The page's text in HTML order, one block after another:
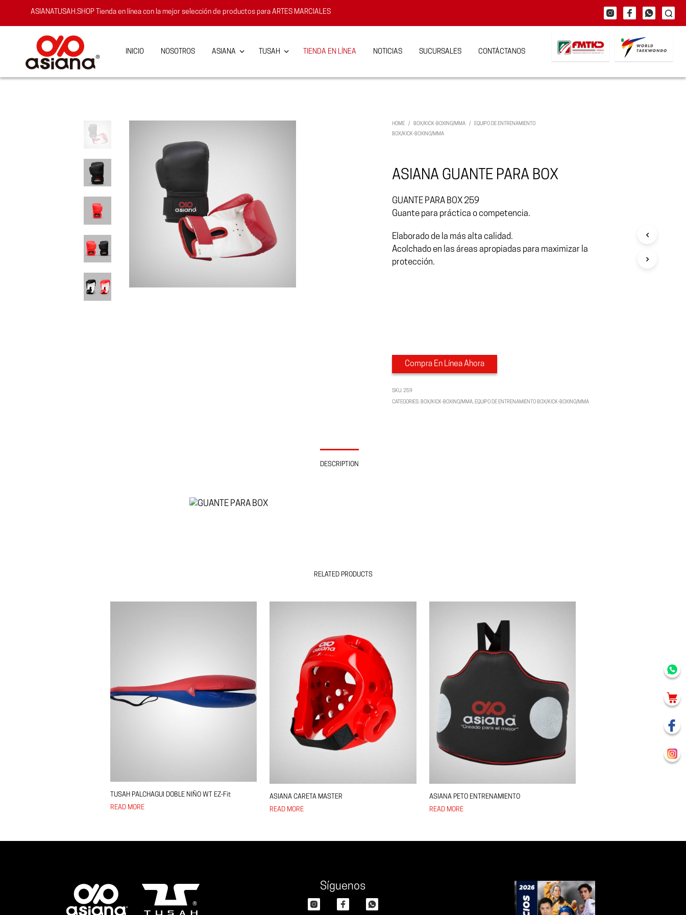
ASIANATUSAH.SHOP Tienda en línea con la mejor selección de productos para ARTES MARCIALES
INICIO NOSOTROS ASIANA TUSAH TIENDA EN LÍNEA NOTICIAS SUCURSALES CONTÁCTANOS
HOME / BOX/KICK-BOXING/MMA /
EQUIPO DE ENTRENAMIENTO
BOX/KICK-BOXING/MMA
ASIANA GUANTE PARA BOX
GUANTE PARA BOX 259
Guante para práctica o competencia.
Elaborado de la más alta calidad.
Acolchado en las áreas apropiadas para maximizar la
protección.
Compra En Línea Ahora
SKU:259
CATEGORIES: BOX/KICK-BOXING/MMA, EQUIPO DE ENTRENAMIENTO BOX/KICK-BOXING/MMA
DESCRIPTION
RELATED PRODUCTS
TUSAH PALCHAGUI DOBLE NIÑO WT EZ-Fit
READ MORE
ASIANA CARETA MASTER
READ MORE
ASIANA PETO ENTRENAMIENTO
READ MORE
Síguenos